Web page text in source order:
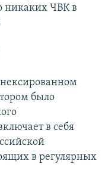
никаких ЧВК в
было
в себя
в регулярных